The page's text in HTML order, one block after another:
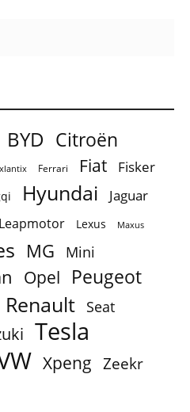
BYD Citroën
Ferrari Fiat Fisker
Hyundai Jaguar
Leapmotor Lexus Maxus
MG Mini
Opel Peugeot
Renault Seat
Tesla
Xpeng Zeekr